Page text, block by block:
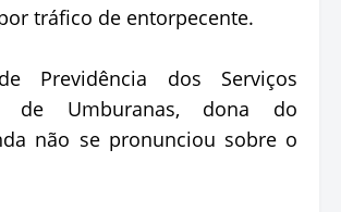
tráfico de entorpecente.
Previdência dos Serviços
de Umburanas, dona do
não se pronunciou sobre o